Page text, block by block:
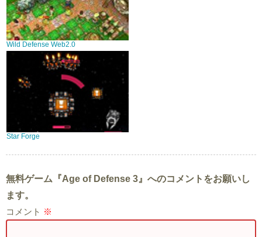
Wild Defense Web2.0
Star Forge
無料ゲーム『Age of Defense 3』へのコメントをお願いし
ます。
コメント ※